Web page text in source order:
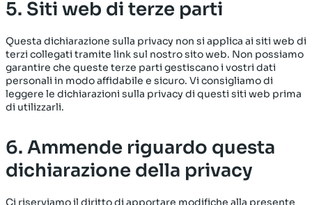
5. Siti web di terze parti
Questa dichiarazione sulla privacy non si applica ai siti web di
terzi collegati tramite link sul nostro sito web. Non possiamo
garantire che queste terze parti gestiscano i vostri dati
personali in modo affidabile e sicuro. Vi consigliamo di
leggere le dichiarazioni sulla privacy di questi siti web prima
di utilizzarli.
6. Ammende riguardo questa
dichiarazione della privacy
Ci riserviamo il diritto di apportare modifiche alla presente